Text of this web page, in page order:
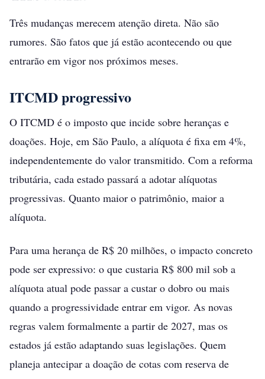
Três mudanças merecem atenção direta. Não são
rumores. São fatos que já estão acontecendo ou que
entrarão em vigor nos próximos meses.
ITCMD progressivo
O ITCMD é o imposto que incide sobre heranças e
doações. Hoje, em São Paulo, a alíquota é fixa em 4%,
independentemente do valor transmitido. Com a reforma
tributária, cada estado passará a adotar alíquotas
progressivas. Quanto maior o patrimônio, maior a
alíquota.
Para uma herança de R$ 20 milhões, o impacto concreto
pode ser expressivo: o que custaria R$ 800 mil sob a
alíquota atual pode passar a custar o dobro ou mais
quando a progressividade entrar em vigor. As novas
regras valem formalmente a partir de 2027, mas os
estados já estão adaptando suas legislações. Quem
planeja antecipar a doação de cotas com reserva de